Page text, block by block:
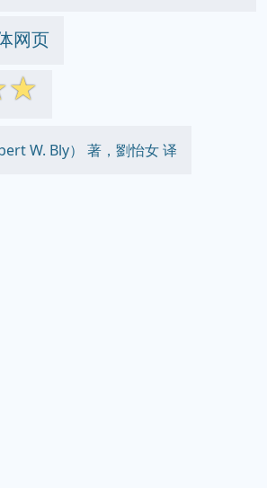
网页
☆
W. Bly） 著，劉怡女 译